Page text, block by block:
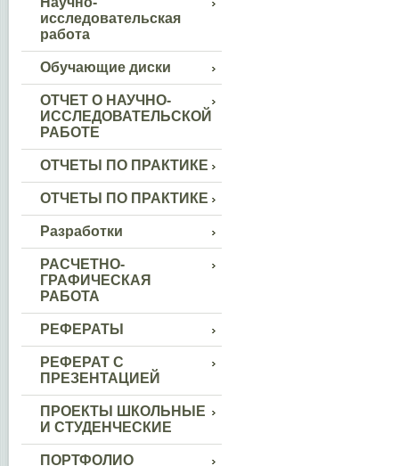
исследовательская
работа
Обучающие диски
ОТЧЕТ О НАУЧНО-
ИССЛЕДОВАТЕЛЬСКОЙ
РАБОТЕ
ОТЧЕТЫ ПО ПРАКТИКЕ
ОТЧЕТЫ ПО ПРАКТИКЕ
Разработки
РАСЧЕТНО-
ГРАФИЧЕСКАЯ
РАБОТА
РЕФЕРАТЫ
РЕФЕРАТ С
ПРЕЗЕНТАЦИЕЙ
ПРОЕКТЫ ШКОЛЬНЫЕ
И СТУДЕНЧЕСКИЕ
ПОРТФОЛИО